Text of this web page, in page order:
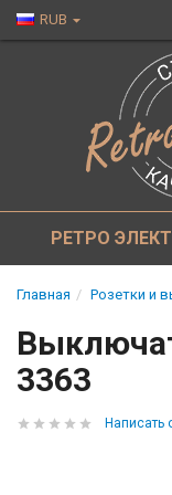
RUB
РЕТРО
Главная Розетки и
3363
Написать